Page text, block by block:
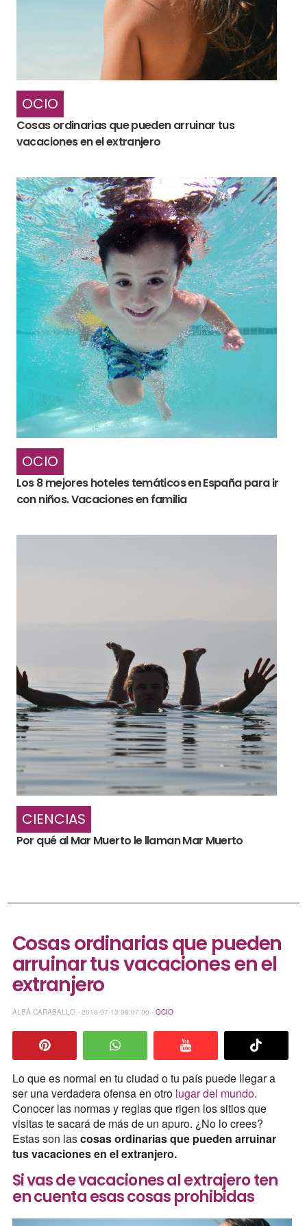
OCIO
Cosas ordinarias que pueden arruinar tus
vacaciones en el extranjero
OCIO
Los 8 mejores hoteles temáticos en España para ir
con niños. Vacaciones en familia
CIENCIAS
Por qué al Mar Muerto le llaman Mar Muerto
Cosas ordinarias que pueden
arruinar tus vacaciones en el
extranjero
ALBA CARABALLO - 2018-07-13 08:07:00 - OCIO
Lo que es normal en tu ciudad o tu país puede llegar a
ser una verdadera ofensa en otro lugar del mundo.
Conocer las normas y reglas que rigen los sitios que
visitas te sacará de más de un apuro. ¿No lo crees?
Estas son lascosas ordinarias que pueden arruinar
tus vacaciones en el extranjero.
Si vas de vacaciones al extrajero ten
en cuenta esas cosas prohibidas